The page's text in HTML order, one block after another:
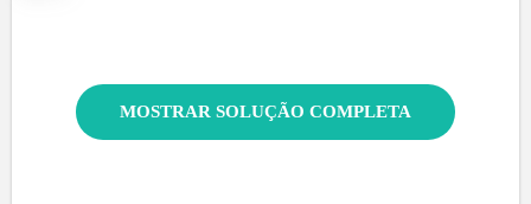
MOSTRAR SOLUÇÃO COMPLETA